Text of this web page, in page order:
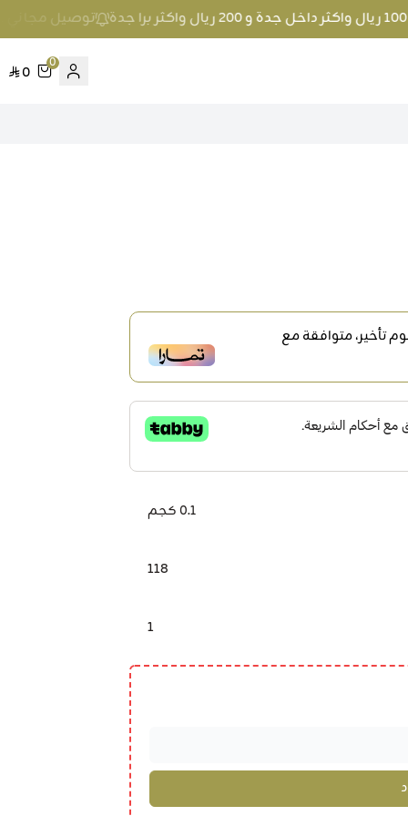
توصيل مجاني عند الطلب بمبلغ 100 ريال
0
0
تأخير، متوافقة مع
0.1 كجم
118
1